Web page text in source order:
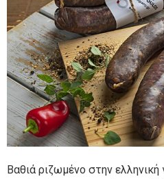
Βαθιά ριζωμένο στην